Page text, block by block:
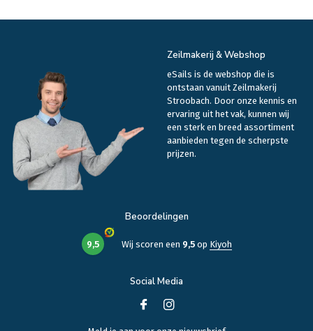
Zeilmakerij & Webshop
eSails is de webshop die is
ontstaan vanuit Zeilmakerij
Stroobach. Door onze kennis en
ervaring uit het vak, kunnen wij
een sterk en breed assortiment
aanbieden tegen de scherpste
prijzen.
Beoordelingen
9,5 Wij scoren een 9,5op Kiyoh
Social Media